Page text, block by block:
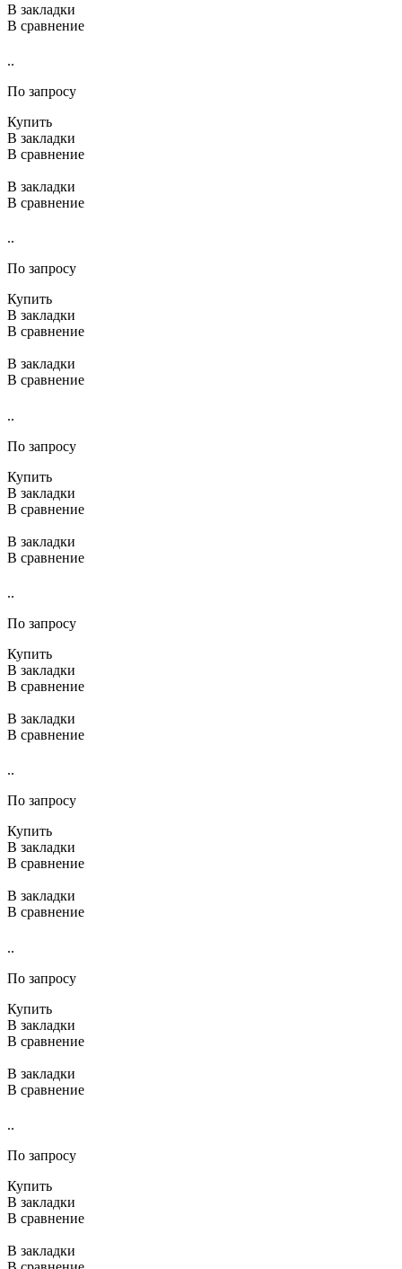
В закладки
В сравнение
..
По запросу
Купить
В закладки
В сравнение
В закладки
В сравнение
..
По запросу
Купить
В закладки
В сравнение
В закладки
В сравнение
..
По запросу
Купить
В закладки
В сравнение
В закладки
В сравнение
..
По запросу
Купить
В закладки
В сравнение
В закладки
В сравнение
..
По запросу
Купить
В закладки
В сравнение
В закладки
В сравнение
..
По запросу
Купить
В закладки
В сравнение
В закладки
В сравнение
..
По запросу
Купить
В закладки
В сравнение
В закладки